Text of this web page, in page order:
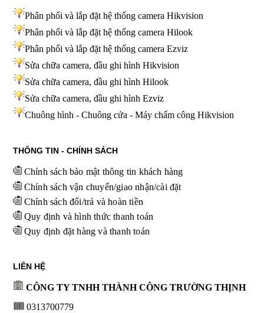
Phân phối và lắp đặt hệ thống camera Hikvision
Phân phối và lắp đặt hệ thống camera Hilook
Phân phối và lắp đặt hệ thống camera Ezviz
Sửa chữa camera, đầu ghi hình Hikvision
Sửa chữa camera, đầu ghi hình Hilook
Sửa chữa camera, đầu ghi hình Ezviz
Chuông hình - Chuông cửa - Máy chấm công Hikvision
THÔNG TIN - CHÍNH SÁCH
Chính sách bảo mật thông tin khách hàng
Chính sách vận chuyển/giao nhận/cài đặt
Chính sách đổi/trả và hoàn tiền
Quy định và hình thức thanh toán
Quy định đặt hàng và thanh toán
LIÊN HỆ
CÔNG TY TNHH THÀNH CÔNG TRƯỜNG THỊNH
0313700779